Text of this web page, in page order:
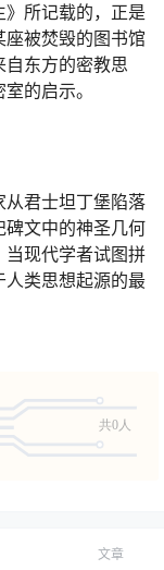
所记载的，正是
被焚毁的图书馆
东方的密教思
的启示。
君士坦丁堡陷落
文中的神圣几何
现代学者试图拼
类思想起源的最
共0人
文章